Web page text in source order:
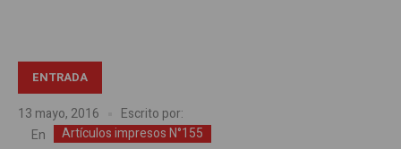
ENTRADA
13 mayo, 2016
Escrito por:
En
Artículos impresos N°155